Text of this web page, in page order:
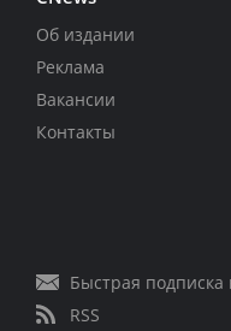
Об издании
Реклама
Вакансии
Контакты
Быстрая подписка
RSS